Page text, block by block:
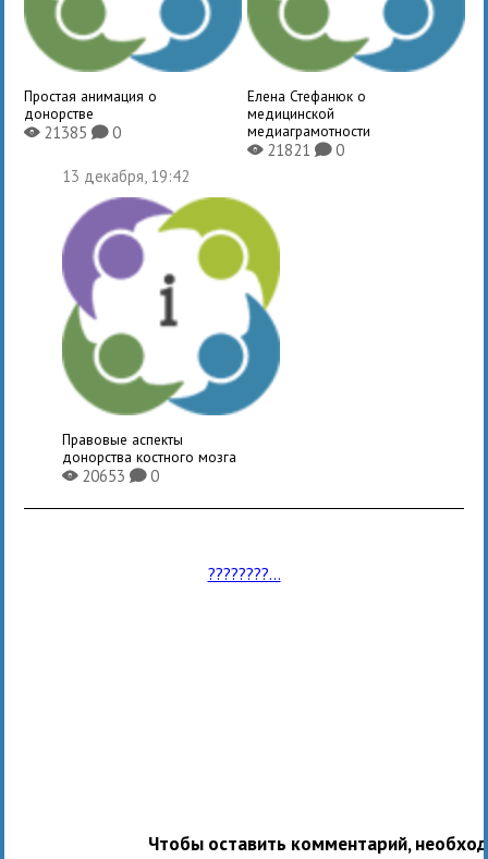
Простая анимация о
донорстве
X21385K0
Елена Стефанюк о
медицинской
медиаграмотности
X21821 K0
13 декабря, 19:42
Правовые аспекты
донорства костного мозга
X20653K0
????????...
Чтобы оставить комментарий,